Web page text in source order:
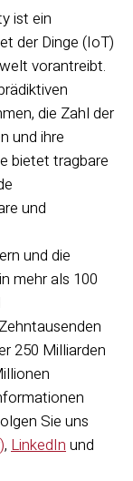
ist ein
der Dinge (IoT)
vorantreibt.
die Zahl der
und ihre
bietet tragbare
und
und die
mehr als 100
250 Milliarden
Sie uns
, LinkedInund